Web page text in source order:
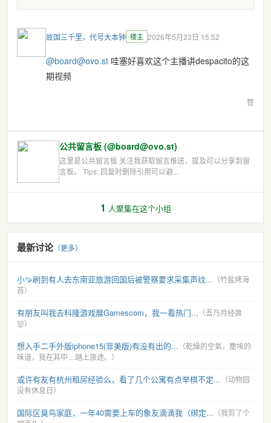
故国三千里，代号大本钟 楼主 2026年5月23日 15:52
@board@ovo.st 哇塞好喜欢这个主播讲despacito的这
期视频
赞
公共留言板 (@board@ovo.st)
这里是公共留言板 关注我获取留言推送，提及可以分享到留
言板。 Tips: 回复时删除引用可以避...
1 人聚集在这个小组
最新讨论（更多）
小🍠刷到有人去东南亚旅游回国后被警察要求采集声纹... （竹盐烤海
苔）
有朋友叫我去科隆游戏展Gamescom，我一看热门... （吾乃月经兽
👹）
想入手二手外版iphone15(非美版)有没有出的... （乾燥的空氣，塵埃的
味道，我在其中…踏上旅途。）
或许有友有杭州租房经验么，看了几个公寓有点举棋不定... （动物园
没有休息日）
国际区臭鸟家庭，一年40需要上车的象友滴滴我（绑定... （我剪了个